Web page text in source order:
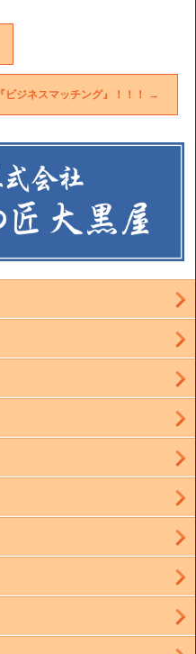
『ビジネスマッチング』！！！ →